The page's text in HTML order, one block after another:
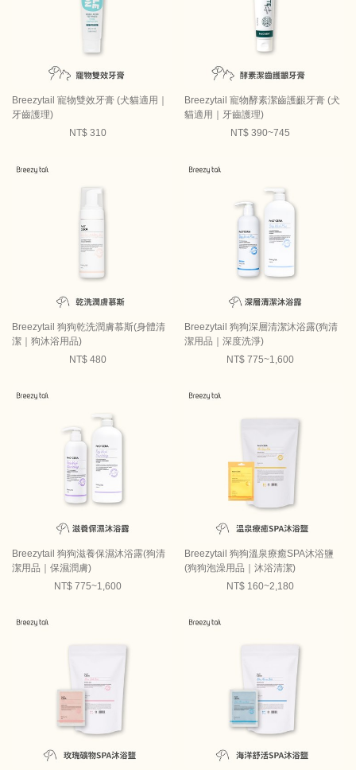
Breezytail 寵物雙效牙膏 (犬貓適用｜
牙齒護理)
NT$ 310
Breezytail 寵物酵素潔齒護齦牙膏 (犬
貓適用｜牙齒護理)
NT$ 390~745
Breezytail 狗狗乾洗潤膚慕斯(身體清
潔｜狗沐浴用品)
NT$ 480
Breezytail 狗狗深層清潔沐浴露(狗清
潔用品｜深度洗淨)
NT$ 775~1,600
Breezytail 狗狗滋養保濕沐浴露(狗清
潔用品｜保濕潤膚)
NT$ 775~1,600
Breezytail 狗狗溫泉療癒SPA沐浴鹽
(狗狗泡澡用品｜沐浴清潔)
NT$ 160~2,180